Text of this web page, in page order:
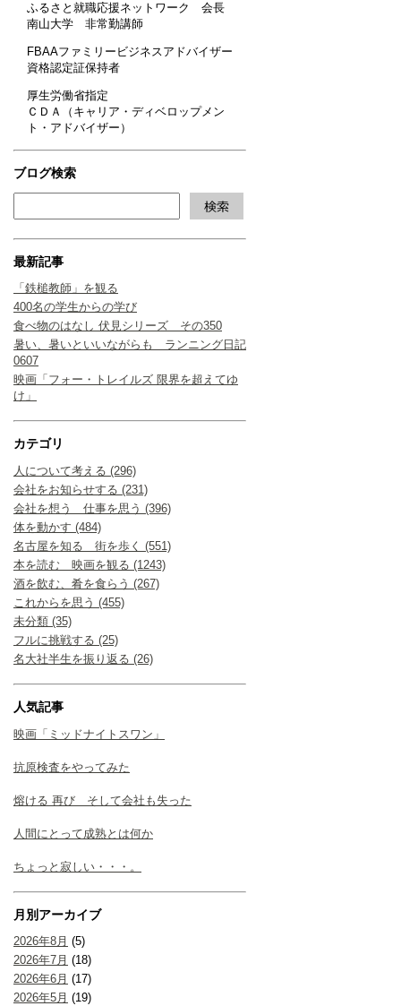
ふるさと就職応援ネットワーク 会長
南山大学 非常勤講師
FBAAファミリービジネスアドバイザー
資格認定証保持者
厚生労働省指定
ＣＤＡ（キャリア・ディベロップメン
ト・アドバイザー）
ブログ検索
最新記事
「鉄槌教師」を観る
400名の学生からの学び
食べ物のはなし 伏見シリーズ その350
暑い、暑いといいながらも ランニング日記
0607
映画「フォー・トレイルズ 限界を超えてゆ
け」
カテゴリ
人について考える (296)
会社をお知らせする (231)
会社を想う 仕事を思う (396)
体を動かす (484)
名古屋を知る 街を歩く (551)
本を読む 映画を観る (1243)
酒を飲む、肴を食らう (267)
これからを思う (455)
未分類 (35)
フルに挑戦する (25)
名大社半生を振り返る (26)
人気記事
映画「ミッドナイトスワン」
抗原検査をやってみた
熔ける 再び そして会社も失った
人間にとって成熟とは何か
ちょっと寂しい・・・。
月別アーカイブ
2026年8月 (5)
2026年7月 (18)
2026年6月 (17)
2026年5月 (19)